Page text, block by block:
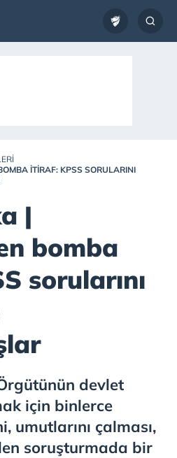
ITIRAF: KPSS SORULARINI
|
bomba
sorularını
devlet
için binlerce
umutlarını çalması,
soruşturmada bir